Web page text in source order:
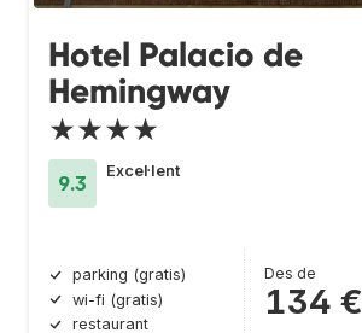
Hotel Palacio de
Hemingway
★★★★
9.3
Excel·lent
parking (gratis)
wi-fi (gratis)
restaurant
Des de
134 €